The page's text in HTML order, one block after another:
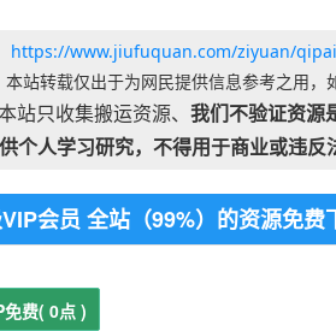
https://www.jiufuquan.com/ziyuan/
本站转载仅出于为网民提供信息参考之用，
站只收集搬运资源、 我们不验证资源
个人学习研究，不得用于商业或违反
会员 全站（99%）的资源免费
免费( 0点 )